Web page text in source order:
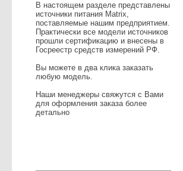
В настоящем разделе представлены
источники питания Matrix,
поставляемые нашим предприятием.
Практически все модели источников
прошли сертификацию и внесены в
Госреестр средств измерений РФ.
Вы можете в два клика заказать
любую модель.
Наши менеджеры свяжутся с Вами
для оформления заказа более
детально